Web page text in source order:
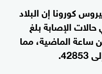
كورونا إن البلاد
الإصابة بلغ
ساعة الماضية، مما